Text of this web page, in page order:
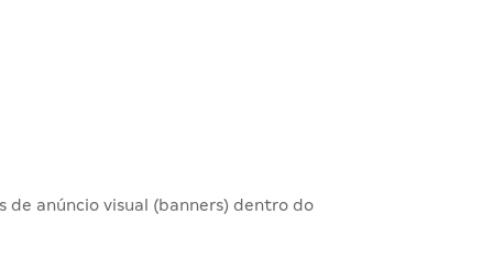
anúncio visual (banners) dentro do